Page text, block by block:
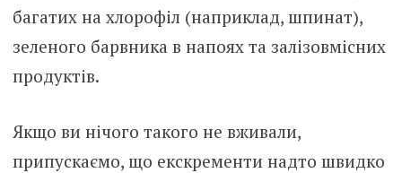
багатих на хлорофіл (наприклад, шпинат),
зеленого барвника в напоях та залізовмісних
продуктів.
Якщо ви нічого такого не вживали,
припускаємо, що екскременти надто швидко